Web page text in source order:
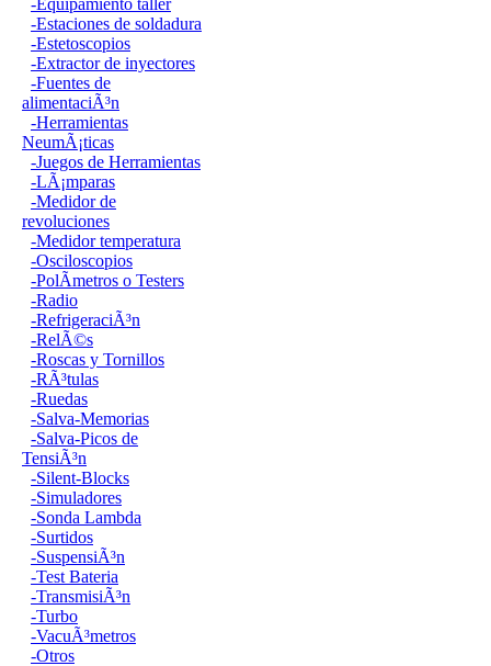
-Equipamiento taller
-Estaciones de soldadura
-Estetoscopios
-Extractor de inyectores
-Fuentes de
alimentaciÃ³n
-Herramientas
NeumÃ¡ticas
-Juegos de Herramientas
-LÃ¡mparas
-Medidor de
revoluciones
-Medidor temperatura
-Osciloscopios
-PolÃ­metros o Testers
-Radio
-RefrigeraciÃ³n
-RelÃ©s
-Roscas y Tornillos
-RÃ³tulas
-Ruedas
-Salva-Memorias
-Salva-Picos de
TensiÃ³n
-Silent-Blocks
-Simuladores
-Sonda Lambda
-Surtidos
-SuspensiÃ³n
-Test Bateria
-TransmisiÃ³n
-Turbo
-VacuÃ³metros
-Otros